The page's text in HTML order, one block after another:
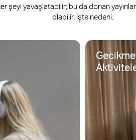
şeyi yavaşlatabilir; bu da donan
olabilir. İşte nedeni.